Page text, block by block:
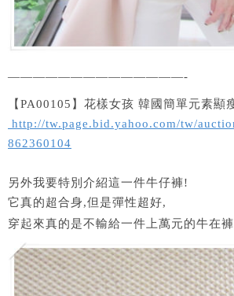
——————————————-
【PA00105】花樣女孩 韓國簡單元素顯
http://tw.page.bid.yahoo.com/tw/
862360104
另外我要特別介紹這一件牛仔褲!
它真的超合身,但是彈性超好,
穿起來真的是不輸給一件上萬元的牛在